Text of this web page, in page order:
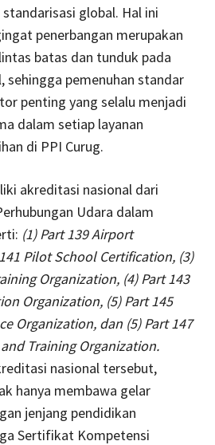
global. Hal ini
penerbangan merupakan
batas dan tunduk pada
sehingga pemenuhan standar
penting yang selalu menjadi
dalam setiap layanan
di PPI Curug.
akreditasi nasional dari
Udara dalam
(1) Part 139 Airport
Pilot School Certification, (3)
Organization, (4) Part 143
Organization, (5) Part 145
Organization, dan (5) Part 147
Training Organization.
nasional tersebut,
hanya membawa gelar
jenjang pendidikan
Sertifikat Kompetensi